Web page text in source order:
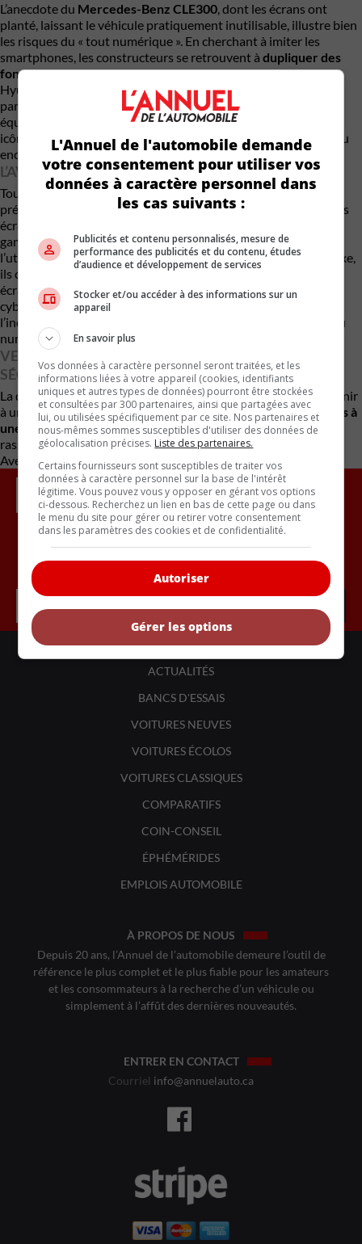
L’anecdote du Mercedes-Benz CLE300, dont les écrans ont
planté, laissant le véhicule pratiquement inutilisable, illustre bien
les risques du « tout numérique ». En cherchant à imiter les
smartphones, les constructeurs se retrouvent à dupliquer des
fonctions que les téléphones exécutent déjà mieux. Chez
Hyundai et Genesis, certains modèles électriques récents
parviennent à mieux marier analogique et numérique. Un
équilibre que Donckerwolke connaît bien, lui qui a dessiné des
icônes comme la Lamborghini Murciélago, l’Audi R8 Le Mans ou
encore la Bentley Flying Spur.
L’AVENIR DÉPENDRA DU TYPE DE VÉHICULE
Tous les véhicules ne bénéficieront pas du même traitement,
prévient-il :« Les modèles de grande série utiliseront encore des
écrans pendant quelques générations. Les voitures d’entrée de
gamme adopteront un conceptbring your own device
l’utilisateur connecte son téléphone. Quant aux modèles de luxe,
ils combineront écrans et commandes vocales. » Les grands
écrans impliquent aussi des contraintes techniques et de
cybersécurité.Les mises à jour logicielles sont coûteuses
l’industrie automobile n’est pas encore au niveau des géants du
numérique.
VERS UNE VOITURE PLUS INTUITIVE, PLUS
SÉCURITAIRE
La déclaration de Donckerwolke sonne comme un appel à revenir
à une interface plus humaine, oùl’ergonomie ne se résume pas à
une dalle tactile. Un retour aux fondamentaux, qui devrait
rassurer les puristes… et simplifier la vie des conducteurs.
Avec des renseignements de The Drive
Inscrivez vous à l'infolettre.
ACTUALITÉS
BANCS D'ESSAIS
VOITURES NEUVES
VOITURES ÉCOLOS
VOITURES CLASSIQUES
COMPARATIFS
COIN-CONSEIL
ÉPHÉMÉRIDES
EMPLOIS AUTOMOBILE
À PROPOS DE NOUS
Depuis 20 ans, l’Annuel de l’automobile demeure l’outil de
référence le plus complet et le plus fiable pour les amateurs
et les consommateurs à la recherche d’un véhicule ou
simplement à l’affût des dernières nouveautés.
ENTRER EN CONTACT
Courriel info@annuelauto.ca
L'Annuel de l'automobile demande
votre consentement pour utiliser vos
données à caractère personnel dans
les cas suivants :
Publicités et contenu personnalisés, mesure de
performance des publicités et du contenu, études
d’audience et développement de services
Stocker et/ou accéder à des informations sur un
appareil
En savoir plus
Vos données à caractère personnel seront traitées, et les
informations liées à votre appareil (cookies, identifiants
uniques et autres types de données) pourront être stockées
et consultées par 300 partenaires, ainsi que partagées avec
lui, ou utilisées spécifiquement par ce site. Nos partenaires et
nous-mêmes sommes susceptibles d'utiliser des données de
géolocalisation précises. Liste des partenaires.
Certains fournisseurs sont susceptibles de traiter vos
données à caractère personnel sur la base de l'intérêt
légitime. Vous pouvez vous y opposer en gérant vos options
ci-dessous. Recherchez un lien en bas de cette page ou dans
le menu du site pour gérer ou retirer votre consentement
dans les paramètres des cookies et de confidentialité.
Autoriser
Gérer les options